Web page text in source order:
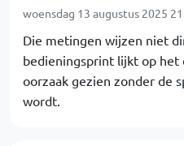
woensdag 13 augustus 2025
Die metingen wijzen niet
bedieningsprint lijkt op het
oorzaak gezien zonder de
wordt.